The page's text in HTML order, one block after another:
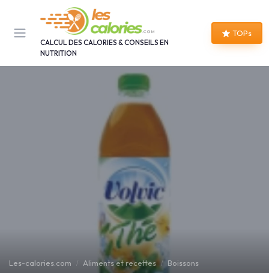
CALCUL DES CALORIES & CONSEILS EN
NUTRITION
TOPs
Les-calories.com Aliments et recettes Boissons
Panneau de gestion des cookies